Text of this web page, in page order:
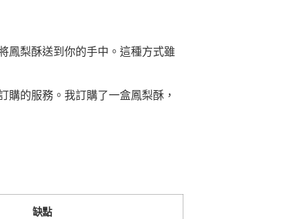
鳳梨酥送到你的手中。這種方式雖
的服務。我訂購了一盒鳳梨酥，
缺點